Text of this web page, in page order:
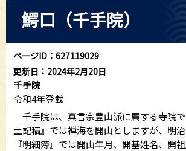
か
ら
鰐口（千手院）
ページID：627119029
更新日：2024年2月20日
千手院
令和4年登載
千手院は、真言宗豊山派に属する寺院
土記稿』では禅海を開山としますが、明
『明細簿』では開山年月、開基姓名、開